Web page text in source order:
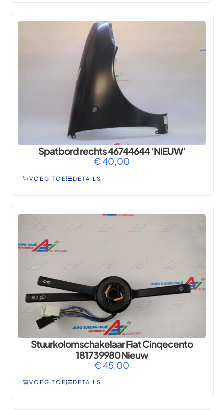
Spatbord rechts 46744644 ‘NIEUW’
€40,00
VOEG TOE DETAILS
Stuurkolomschakelaar Fiat Cinqecento
181739980 Nieuw
€45,00
VOEG TOE DETAILS